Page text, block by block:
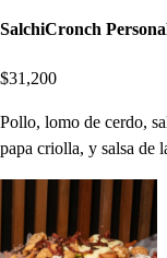
SalchiCronch
$31,200
Pollo, lomo de cerdo,
papa criolla, y salsa de